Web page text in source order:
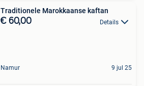
Traditionele Marokkaanse kaftan
€ 60,00 Details
Namur 9 jul 25